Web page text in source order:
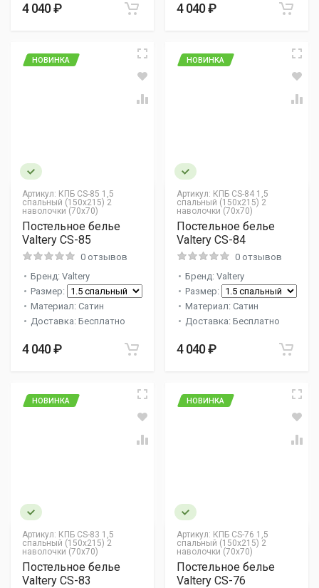
4 040 ₽ 4 040 ₽
Артикул: КПБ CS-85 1,5
спальный (150х215) 2
наволочки (70х70)
НОВИНКА
Постельное белье
Valtery CS-85
0 отзывов
Бренд: Valtery
Размер:
Материал: Сатин
Доставка: Бесплатно
4 040 ₽
Артикул: КПБ CS-84 1,5
спальный (150х215) 2
наволочки (70х70)
НОВИНКА
Постельное белье
Valtery CS-84
0 отзывов
Бренд: Valtery
Размер:
Материал: Сатин
Доставка: Бесплатно
4 040 ₽
Артикул: КПБ CS-83 1,5
спальный (150х215) 2
наволочки (70х70)
НОВИНКА
Постельное белье
Valtery CS-83
Артикул: КПБ CS-76 1,5
спальный (150х215) 2
наволочки (70х70)
НОВИНКА
Постельное белье
Valtery CS-76